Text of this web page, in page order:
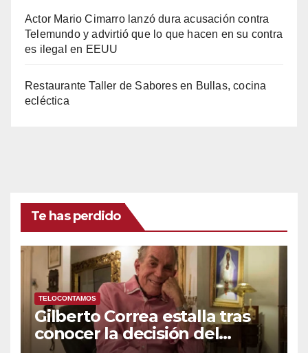
Actor Mario Cimarro lanzó dura acusación contra
Telemundo y advirtió que lo que hacen en su contra
es ilegal en EEUU
Restaurante Taller de Sabores en Bullas, cocina
ecléctica
Te has perdido
TELOCONTAMOS
Gilberto Correa estalla tras
conocer la decisión del